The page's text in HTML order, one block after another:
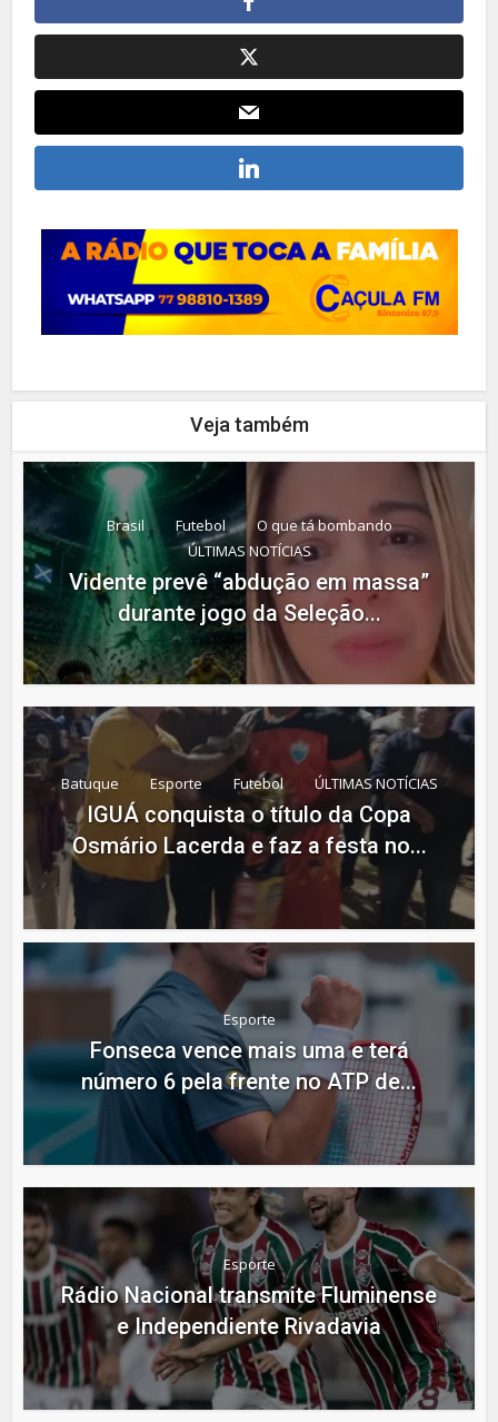
Veja também
Brasil Futebol
O que tá bombando
ÚLTIMAS NOTÍCIAS
Vidente prevê “abdução em massa”
durante jogo da Seleção...
Batuque Esporte Futebol ÚLTIMAS NOTÍCIAS
IGUÁ conquista o título da Copa
Osmário Lacerda e faz a festa no...
Esporte
Fonseca vence mais uma e terá
número 6 pela frente no ATP de...
Esporte
Rádio Nacional transmite Fluminense
e Independiente Rivadavia